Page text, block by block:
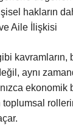
hakların
Aile İlişkisi
aynı
toplumsal